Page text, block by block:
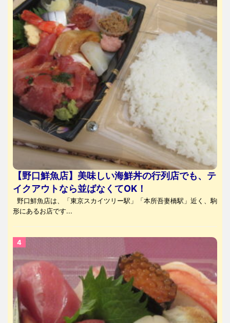
【野口鮮魚店】美味しい海鮮丼の行列店でも、テ
イクアウトなら並ばなくてOK！
野口鮮魚店は、「東京スカイツリー駅」「本所吾妻橋駅」近く、駒
形にあるお店です...